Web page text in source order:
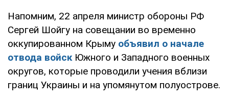
Напомним, 22 апреля министр обороны РФ
Сергей Шойгу на совещании во временно
оккупированном Крыму объявил о начале
отвода войскЮжного и Западного военных
округов, которые проводили учения вблизи
границ Украины и на упомянутом полуострове.